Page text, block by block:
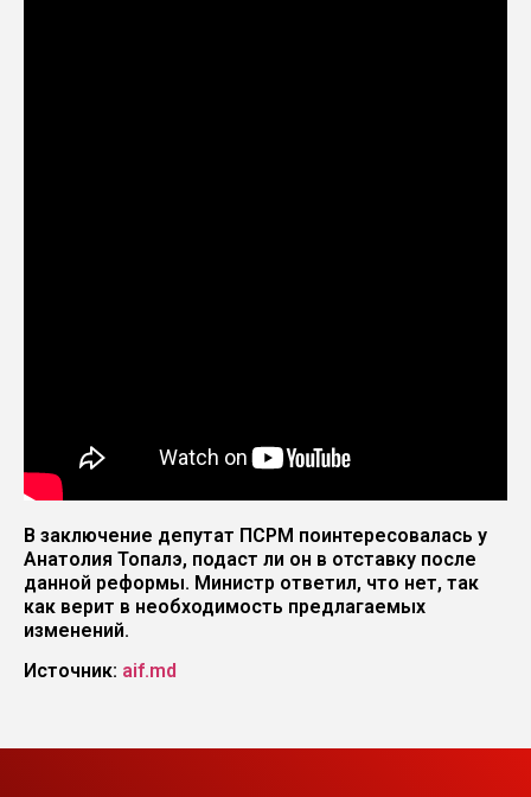
В заключение депутат ПСРМ поинтересовалась у
Анатолия Топалэ, подаст ли он в отставку после
данной реформы. Министр ответил, что нет, так
как верит в необходимость предлагаемых
изменений.
Источник: aif.md